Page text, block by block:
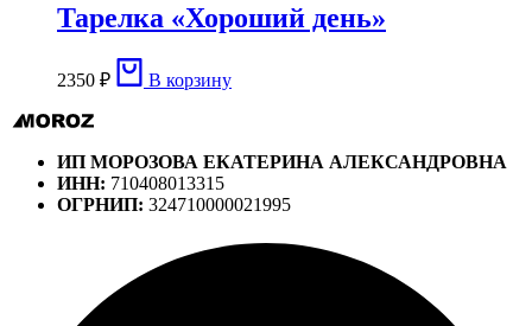
Тарелка «Хороший день»
2350 ₽ В корзину
ИП МОРОЗОВА ЕКАТЕРИНА АЛЕКСАНДРОВНА
ИНН: 710408013315
ОГРНИП: 324710000021995